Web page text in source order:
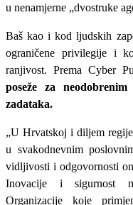
u nenamjerne „dvostruke
Baš kao i kod ljudskih
ograničene privilegije i
ranjivost. Prema Cyber
poseže za
zadataka.
„U Hrvatskoj i diljem
u svakodnevnim
vidljivosti i odgovornosti
Inovacije i sigurnost
Organizacije koje